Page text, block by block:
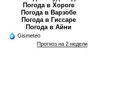
Погода в Хороге
Погода в Варзобе
Погода в Гиссаре
Погода в Айни
Gismeteo
Прогноз на 2 недели